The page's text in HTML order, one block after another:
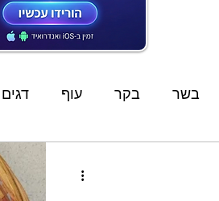
בשר בקר עוף דגים